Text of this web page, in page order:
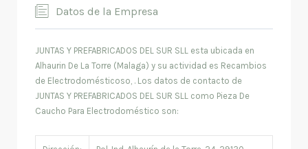
Datos de la Empresa
JUNTAS Y PREFABRICADOS DEL SUR SLL esta ubicada en
Alhaurin De La Torre (Malaga) y su actividad es Recambios
de Electrodomésticoso, . Los datos de contacto de
JUNTAS Y PREFABRICADOS DEL SUR SLL como Pieza De
Caucho Para Electrodoméstico son: